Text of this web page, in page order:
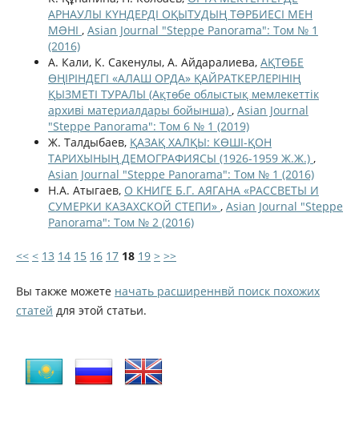
АРНАУЛЫ КҮНДЕРДІ ОҚЫТУДЫҢ ТƏРБИЕСІ МЕН
МƏНІ , Asian Journal "Steppe Panorama": Том № 1
(2016)
А. Кали, К. Сакенулы, А. Айдаралиева, АҚТӨБЕ
ӨҢІРІНДЕГІ «АЛАШ ОРДА» ҚАЙРАТКЕРЛЕРІНІҢ
ҚЫЗМЕТІ ТУРАЛЫ (Ақтөбе облыстық мемлекеттік
архиві материалдары бойынша) , Asian Journal
"Steppe Panorama": Том 6 № 1 (2019)
Ж. Талдыбаев, ҚАЗАҚ ХАЛҚЫ: КӨШІ-ҚОН
ТАРИХЫНЫҢ ДЕМОГРАФИЯСЫ (1926-1959 Ж.Ж.) ,
Asian Journal "Steppe Panorama": Том № 1 (2016)
Н.А. Атыгаев, О КНИГЕ Б.Г. АЯГАНА «РАССВЕТЫ И
СУМЕРКИ КАЗАХСКОЙ СТЕПИ» , Asian Journal "Steppe
Panorama": Том № 2 (2016)
<< < 13 14 15 16 17 18 19 > >>
Вы также можете начать расширеннвй поиск похожих
статей для этой статьи.